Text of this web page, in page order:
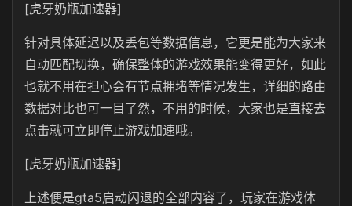
[虎牙奶瓶加速器]
针对具体延迟以及丢包等数据信息，它更是能为大家来
自动匹配切换，确保整体的游戏效果能变得更好，如此
也就不用在担心会有节点拥堵等情况发生，详细的路由
数据对比也可一目了然，不用的时候，大家也是直接去
点击就可立即停止游戏加速哦。
[虎牙奶瓶加速器]
上述便是gta5启动闪退的全部内容了，玩家在游戏体